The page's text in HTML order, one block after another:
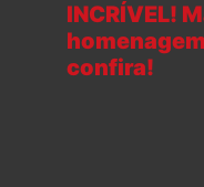
INCRÍVEL!
confira!